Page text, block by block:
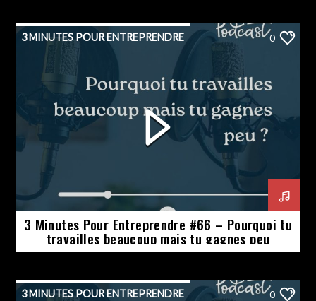
3 MINUTES POUR ENTREPRENDRE 0
3 Minutes Pour Entreprendre #66 – Pourquoi tu
travailles beaucoup mais tu gagnes peu
3 MINUTES POUR ENTREPRENDRE 0